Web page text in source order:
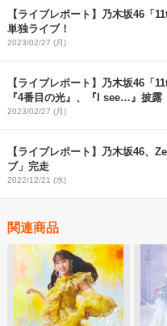
【ライブレポート】乃木坂46「
単独ライブ！
2023/02/27 (月)
【ライブレポート】乃木坂46「
『4番目の光』、『I see…』披露
2023/02/27 (月)
【ライブレポート】乃木坂46、
ブ」完走
2022/12/21 (水)
関連商品